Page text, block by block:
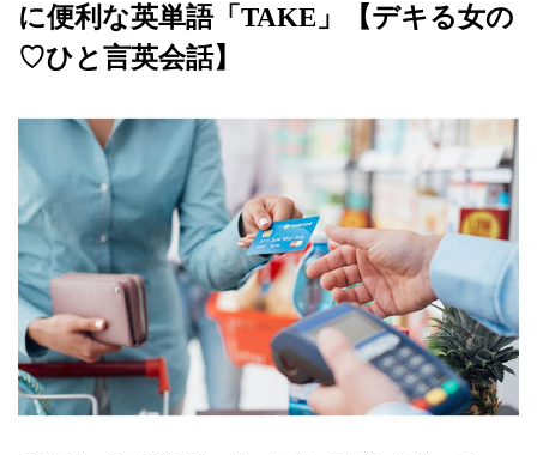
に便利な英単語「TAKE」【デキる女の
♡ひと言英会話】